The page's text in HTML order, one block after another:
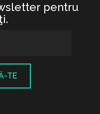
pentru
TE